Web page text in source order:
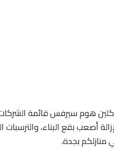
هوم سيرفس قائمة
بقع البناء، والترسبات
منازلكم بجدة.